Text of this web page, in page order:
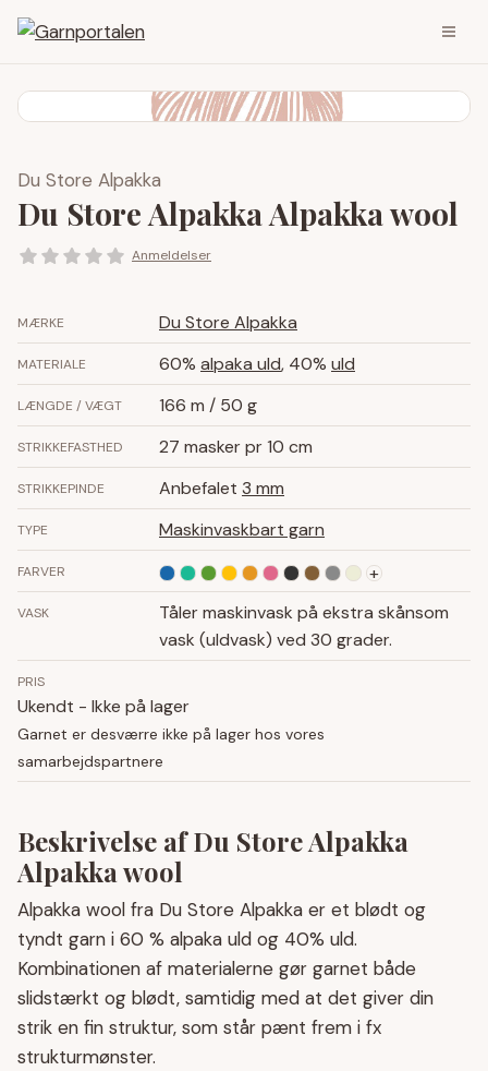
Du Store Alpakka
Du Store Alpakka Alpakka wool
Anmeldelser
MÆRKE Du Store Alpakka
MATERIALE 60% alpaka uld, 40% uld
LÆNGDE / VÆGT 166 m / 50 g
STRIKKEFASTHED 27 masker pr 10 cm
STRIKKEPINDE Anbefalet 3 mm
TYPE Maskinvaskbart garn
FARVER +
VASK
Tåler maskinvask på ekstra skånsom
vask (uldvask) ved 30 grader.
PRIS
Ukendt - Ikke på lager
Garnet er desværre ikke på lager hos vores
samarbejdspartnere
Beskrivelse af Du Store Alpakka
Alpakka wool
Alpakka wool fra Du Store Alpakka er et blødt og
tyndt garn i 60 % alpaka uld og 40% uld.
Kombinationen af materialerne gør garnet både
slidstærkt og blødt, samtidig med at det giver din
strik en fin struktur, som står pænt frem i fx
strukturmønster.